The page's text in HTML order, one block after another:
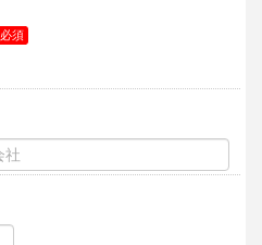
て
下の通りです。
区岩本町3-7-15 VORT秋葉原
めに外部委託をする場合があり
任意性について